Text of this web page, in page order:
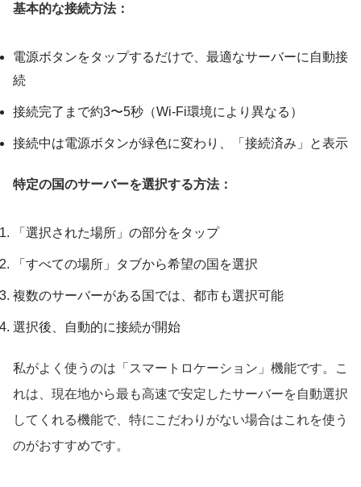
基本的な接続方法：
電源ボタンをタップするだけで、最適なサーバーに自動接
続
接続完了まで約3〜5秒（Wi-Fi環境により異なる）
接続中は電源ボタンが緑色に変わり、「接続済み」と表示
特定の国のサーバーを選択する方法：
「選択された場所」の部分をタップ
「すべての場所」タブから希望の国を選択
複数のサーバーがある国では、都市も選択可能
選択後、自動的に接続が開始
私がよく使うのは「スマートロケーション」機能です。こ
れは、現在地から最も高速で安定したサーバーを自動選択
してくれる機能で、特にこだわりがない場合はこれを使う
のがおすすめです。